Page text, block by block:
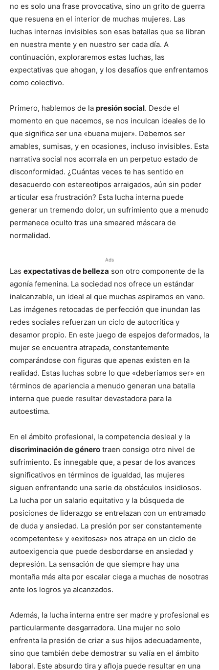
no es solo una frase provocativa, sino un grito de guerra
que resuena en el interior de muchas mujeres. Las
luchas internas invisibles son esas batallas que se libran
en nuestra mente y en nuestro ser cada día. A
continuación, exploraremos estas luchas, las
expectativas que ahogan, y los desafíos que enfrentamos
como colectivo.
Primero, hablemos de la presión social. Desde el
momento en que nacemos, se nos inculcan ideales de lo
que significa ser una «buena mujer». Debemos ser
amables, sumisas, y en ocasiones, incluso invisibles. Esta
narrativa social nos acorrala en un perpetuo estado de
disconformidad. ¿Cuántas veces te has sentido en
desacuerdo con estereotipos arraigados, aún sin poder
articular esa frustración? Esta lucha interna puede
generar un tremendo dolor, un sufrimiento que a menudo
permanece oculto tras una smeared máscara de
normalidad.
Ads
Las expectativas de belleza son otro componente de la
agonía femenina. La sociedad nos ofrece un estándar
inalcanzable, un ideal al que muchas aspiramos en vano.
Las imágenes retocadas de perfección que inundan las
redes sociales refuerzan un ciclo de autocrítica y
desamor propio. En este juego de espejos deformados, la
mujer se encuentra atrapada, constantemente
comparándose con figuras que apenas existen en la
realidad. Estas luchas sobre lo que «deberíamos ser» en
términos de apariencia a menudo generan una batalla
interna que puede resultar devastadora para la
autoestima.
En el ámbito profesional, la competencia desleal y la
discriminación de género traen consigo otro nivel de
sufrimiento. Es innegable que, a pesar de los avances
significativos en términos de igualdad, las mujeres
siguen enfrentando una serie de obstáculos insidiosos.
La lucha por un salario equitativo y la búsqueda de
posiciones de liderazgo se entrelazan con un entramado
de duda y ansiedad. La presión por ser constantemente
«competentes» y «exitosas» nos atrapa en un ciclo de
autoexigencia que puede desbordarse en ansiedad y
depresión. La sensación de que siempre hay una
montaña más alta por escalar ciega a muchas de nosotras
ante los logros ya alcanzados.
Además, la lucha interna entre ser madre y profesional es
particularmente desgarradora. Una mujer no solo
enfrenta la presión de criar a sus hijos adecuadamente,
sino que también debe demostrar su valía en el ámbito
laboral. Este absurdo tira y afloja puede resultar en una